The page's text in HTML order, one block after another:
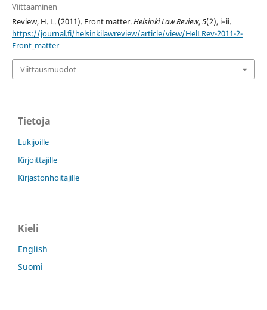
Viittaaminen
Review, H. L. (2011). Front matter.Helsinki Law Review,5(2), i–ii.
https://journal.fi/helsinkilawreview/article/view/HelLRev-2011-2-
Front_matter
Viittausmuodot
Tietoja
Lukijoille
Kirjoittajille
Kirjastonhoitajille
Kieli
English
Suomi